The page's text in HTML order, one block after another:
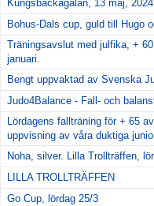
Kungsbackagalan, 13 maj,
Bohus-Dals cup, guld till Hugo
Träningsavslut med julfika, +
januari.
Bengt uppvaktad av Svenska
Judo4Balance - Fall- och
Lördagens fallträning för + 65
uppvisning av våra duktiga
Noha, silver. Lilla Trollträffen,
LILLA TROLLTRÄFFEN
Go Cup, lördag 25/3